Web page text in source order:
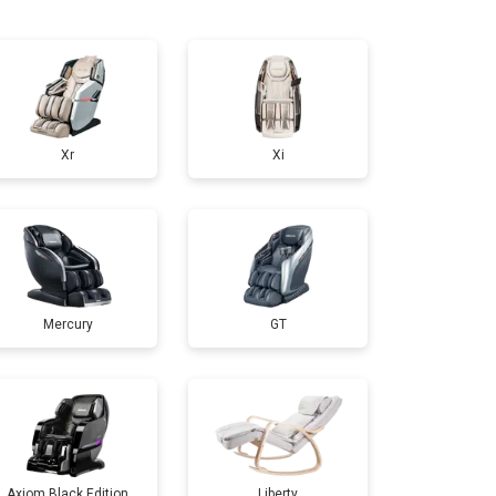
3300 ₽ Заказать
3200 ₽ Заказать
4400 ₽ Заказать
6200 ₽ Заказать
3500 ₽
4100 ₽ Заказать
Xr Xi
Mercury GT